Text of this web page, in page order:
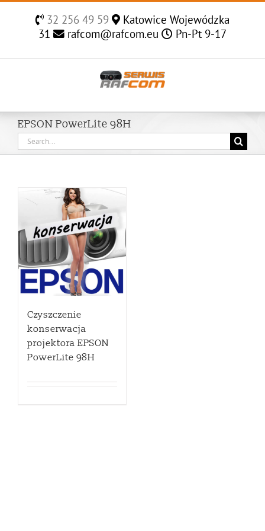
32 256 49 59
Katowice Wojewódzka
31
rafcom@rafcom.eu Pn-Pt 9-17
EPSON PowerLite 98H
Search
for:
Czyszczenie
konserwacja
projektora EPSON
PowerLite 98H